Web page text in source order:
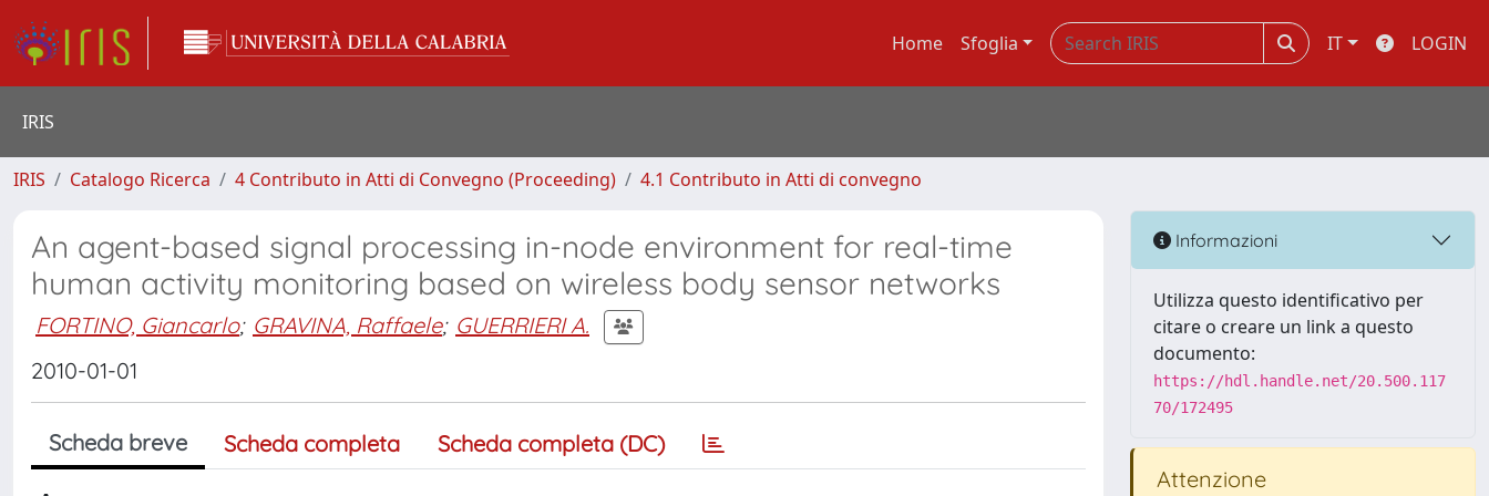
Home Sfoglia IT LOGIN
IRIS
IRIS Catalogo Ricerca 4 Contributo in Atti di Convegno (Proceeding) 4.1 Contributo in Atti di convegno
An agent-based signal processing in-node environment for real-time
human activity monitoring based on wireless body sensor networks
FORTINO, Giancarlo; GRAVINA, Raffaele; GUERRIERI A.
2010-01-01
Scheda breve Scheda completa Scheda completa (DC)
Informazioni
Utilizza questo identificativo per
citare o creare un link a questo
documento:
https://hdl.handle.net/20.500.117
70/172495
Attenzione